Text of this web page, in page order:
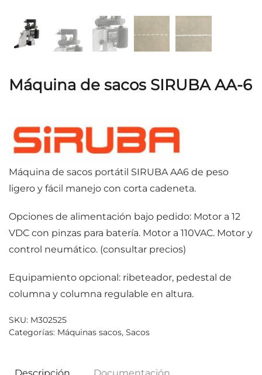
Máquina de sacos SIRUBA AA-6
Máquina de sacos portátil SIRUBA AA6 de peso
ligero y fácil manejo con corta cadeneta.
Opciones de alimentación bajo pedido: Motor a 12
VDC con pinzas para batería. Motor a 110VAC. Motor y
control neumático. (consultar precios)
Equipamiento opcional: ribeteador, pedestal de
columna y columna regulable en altura.
SKU: M302525
Categorías: Máquinas sacos, Sacos